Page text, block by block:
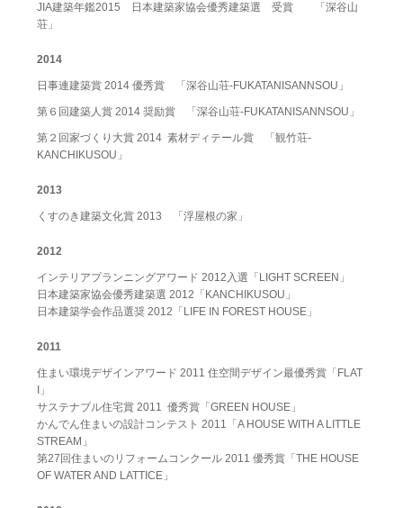
JIA建築年鑑2015 日本建築家協会優秀建築選 受賞 「深谷山
荘」
2014
日事連建築賞 2014 優秀賞 「深谷山荘-FUKATANISANNSOU」
第６回建築人賞 2014 奨励賞 「深谷山荘-FUKATANISANNSOU」
第２回家づくり大賞 2014 素材ディテール賞 「観竹荘-
KANCHIKUSOU」
2013
くすのき建築文化賞 2013 「浮屋根の家」
2012
インテリアプランニングアワード 2012入選「LIGHT SCREEN」
日本建築家協会優秀建築選 2012「KANCHIKUSOU」
日本建築学会作品選奨 2012「LIFE IN FOREST HOUSE」
2011
住まい環境デザインアワード 2011 住空間デザイン最優秀賞「FLAT
I」
サステナブル住宅賞 2011 優秀賞「GREEN HOUSE」
かんでん住まいの設計コンテスト 2011「A HOUSE WITH A LITTLE
STREAM」
第27回住まいのリフォームコンクール 2011 優秀賞「THE HOUSE
OF WATER AND LATTICE」